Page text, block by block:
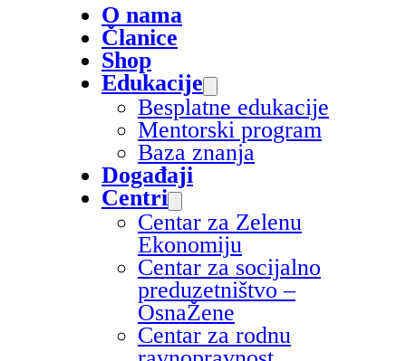
O nama
Članice
Shop
Edukacije
Besplatne edukacije
Mentorski program
Baza znanja
Događaji
Centri
Centar za Zelenu
Ekonomiju
Centar za socijalno
preduzetništvo –
OsnaŽene
Centar za rodnu